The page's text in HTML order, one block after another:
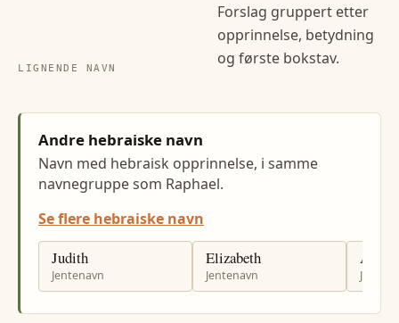
LIGNENDE NAVN
Forslag gruppert etter
opprinnelse, betydning
og første bokstav.
Andre hebraiske navn
Navn med hebraisk opprinnelse, i samme
navnegruppe som Raphael.
Se flere hebraiske navn
Judith
Jentenavn
Elizabeth
Jentenavn
Annie